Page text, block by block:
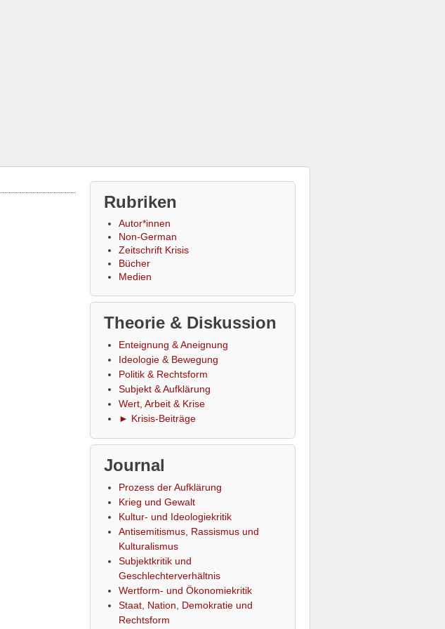
Rubriken
Autor*innen
Non-German
Zeitschrift Krisis
Bücher
Medien
Theorie & Diskussion
Enteignung & Aneignung
Ideologie & Bewegung
Politik & Rechtsform
Subjekt & Aufklärung
Wert, Arbeit & Krise
► Krisis-Beiträge
Journal
Prozess der Aufklärung
Krieg und Gewalt
Kultur- und Ideologiekritik
Antisemitismus, Rassismus und
Kulturalismus
Subjektkritik und
Geschlechterverhältnis
Wertform- und Ökonomiekritik
Staat, Nation, Demokratie und
Rechtsform